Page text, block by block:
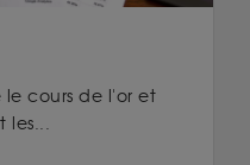
le cours de l'or et
les...